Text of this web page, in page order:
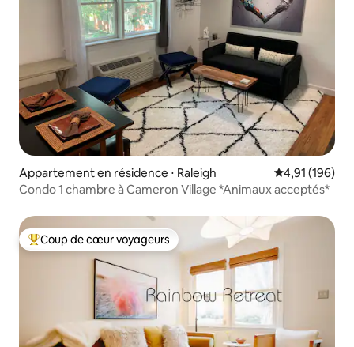
Appartement en résidence ⋅ Raleigh Évaluation
4,91 (196)
Condo 1 chambre à Cameron Village *Animaux acceptés*
Coups de cœur voyageurs les plus appréciés
Coup de cœur voyageurs